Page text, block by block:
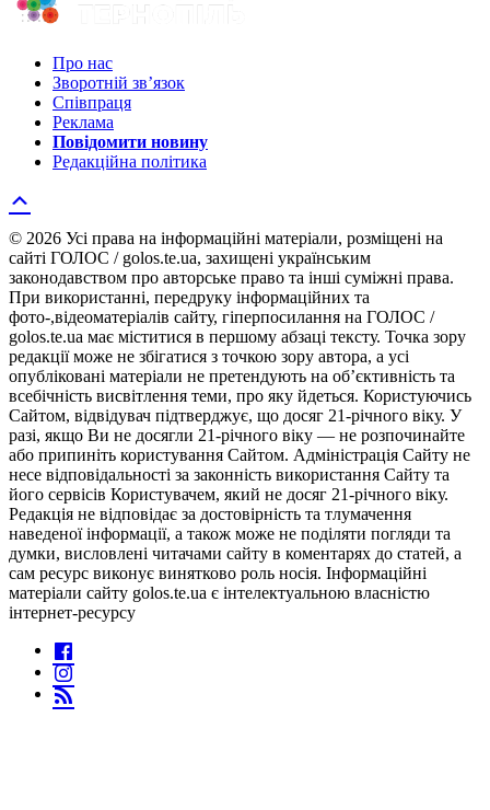
Про нас
Зворотній зв’язок
Співпраця
Реклама
Повідомити новину
Редакційна політика
© 2026 Усі права на інформаційні матеріали, розміщені на
сайті ГОЛОС / golos.te.ua, захищені українським
законодавством про авторське право та інші суміжні права.
При використанні, передруку інформаційних та
фото-,відеоматеріалів сайту, гіперпосилання на ГОЛОС /
golos.te.ua має міститися в першому абзаці тексту. Точка зору
редакції може не збігатися з точкою зору автора, а усі
опубліковані матеріали не претендують на об’єктивність та
всебічність висвітлення теми, про яку йдеться. Користуючись
Сайтом, відвідувач підтверджує, що досяг 21-річного віку. У
разі, якщо Ви не досягли 21-річного віку — не розпочинайте
або припиніть користування Сайтом. Адміністрація Сайту не
несе відповідальності за законність використання Сайту та
його сервісів Користувачем, який не досяг 21-річного віку.
Редакція не відповідає за достовірність та тлумачення
наведеної інформації, а також може не поділяти погляди та
думки, висловлені читачами сайту в коментарях до статей, а
сам ресурс виконує винятково роль носія. Інформаційні
матеріали сайту golos.te.ua є інтелектуальною власністю
інтернет-ресурсу